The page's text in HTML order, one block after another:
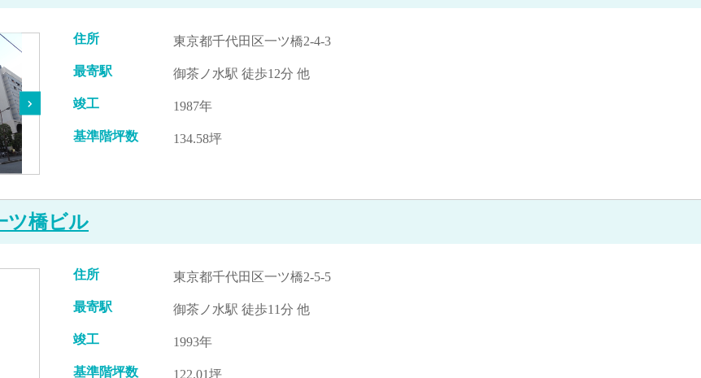
住所 東京都千代田区一ツ橋2-4-3
最寄駅 御茶ノ水駅 徒歩12分 他
竣工 1987年
基準階坪数 134.58坪
ツ橋ビル
住所 東京都千代田区一ツ橋2-5-5
最寄駅 御茶ノ水駅 徒歩11分 他
竣工 1993年
基準階坪数 122.01坪